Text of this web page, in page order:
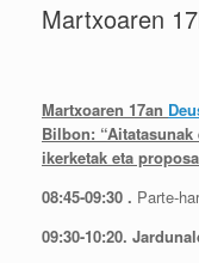
Martxoaren
Martxoaren 17an
Bilbon:
ikerketak eta
08:45-09:30 . Parte-
09:30-10:20.